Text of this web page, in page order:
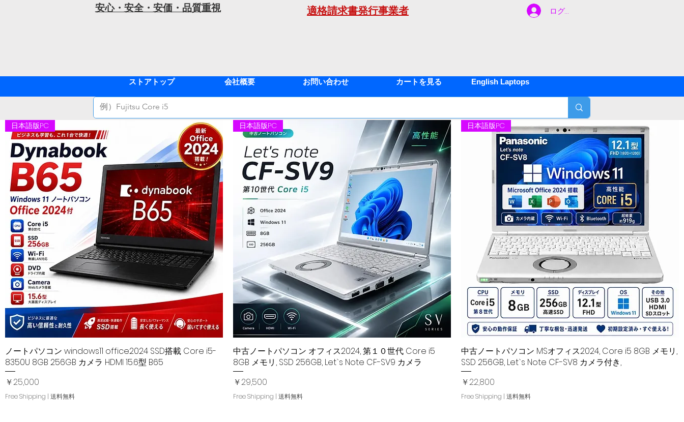
安心・安全・安価・品質重視 適格請求書発行事業者
21 年
年間約 500
全品
ログイン
TEL03
ストアトップ 会社概要 お問い合わせ カートを見る English Laptops
クイックビュー
日本語版PC
ノートパソコン windows11 office2024 SSD搭載 Core i5-
8350U 8GB 256GB カメラ HDMI 15.6型 B65
価格
￥25,000
Free Shipping | 送料無料
クイックビュー
日本語版PC
中古ノートパソコン オフィス2024, 第１０世代 Core i5
8GB メモリ, SSD 256GB, Let`s Note CF-SV9 カメラ
価格
￥29,500
Free Shipping | 送料無料
クイックビュー
日本語版PC
中古ノートパソコン MSオフィス2024, Core i5 8GB メモリ,
SSD 256GB, Let`s Note CF-SV8 カメラ付き,
価格
￥22,800
Free Shipping | 送料無料